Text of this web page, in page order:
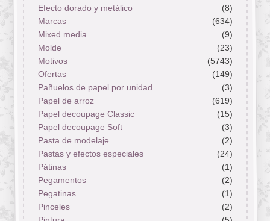
Efecto dorado y metálico
(8)
Marcas
(634)
Mixed media
(9)
Molde
(23)
Motivos
(5743)
Ofertas
(149)
Pañuelos de papel por unidad
(3)
Papel de arroz
(619)
Papel decoupage Classic
(15)
Papel decoupage Soft
(3)
Pasta de modelaje
(2)
Pastas y efectos especiales
(24)
Pátinas
(1)
Pegamentos
(2)
Pegatinas
(1)
Pinceles
(2)